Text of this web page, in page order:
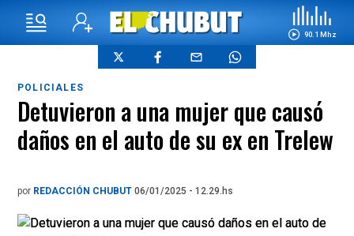
90.1 Mhz
POLICIALES
Detuvieron a una mujer que causó
daños en el auto de su ex en Trelew
por REDACCIÓN CHUBUT 06/01/2025 - 12.29.hs